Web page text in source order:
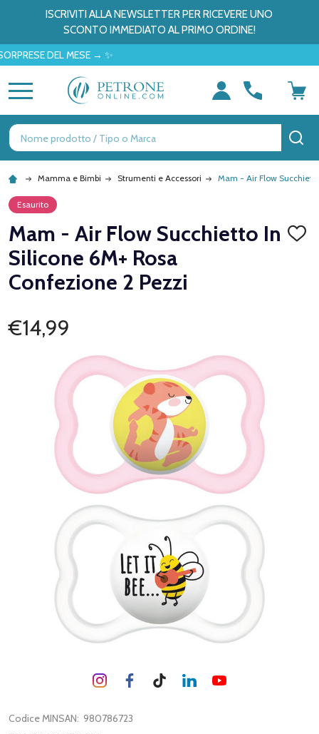
ISCRIVITI ALLA NEWSLETTER PER RICEVERE UNO
SCONTO IMMEDIATO AL PRIMO ORDINE!
DEL MESE → ✨
Ricerca
Mamma e Bimbi Strumenti e Accessori Mam - Air Flow
Esaurito
Mam - Air Flow Succhietto In
Silicone 6M+ Rosa
Confezione 2 Pezzi
€14,99
Codice MINSAN: 980786723